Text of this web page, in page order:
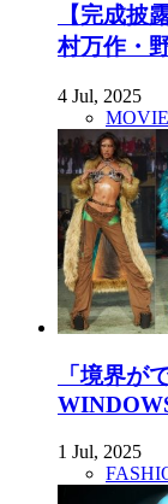
【完成披
村万作・
4 Jul, 2025
MOVIE
「境界が
1 Jul, 2025